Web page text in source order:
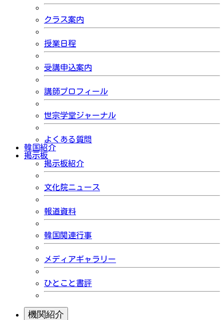
クラス案内
授業日程
受講申込案内
講師プロフィール
世宗学堂ジャーナル
よくある質問
韓国紹介
掲示板
掲示板紹介
文化院ニュース
報道資料
韓国関連行事
メディアギャラリー
ひとこと書評
機関紹介